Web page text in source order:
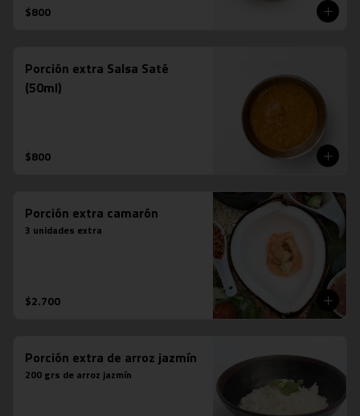
$800
Porción extra Salsa Saté
(50ml)
$800
Porción extra camarón
3 unidades extra
$2.700
Porción extra de arroz jazmín
200 grs de arroz jazmín